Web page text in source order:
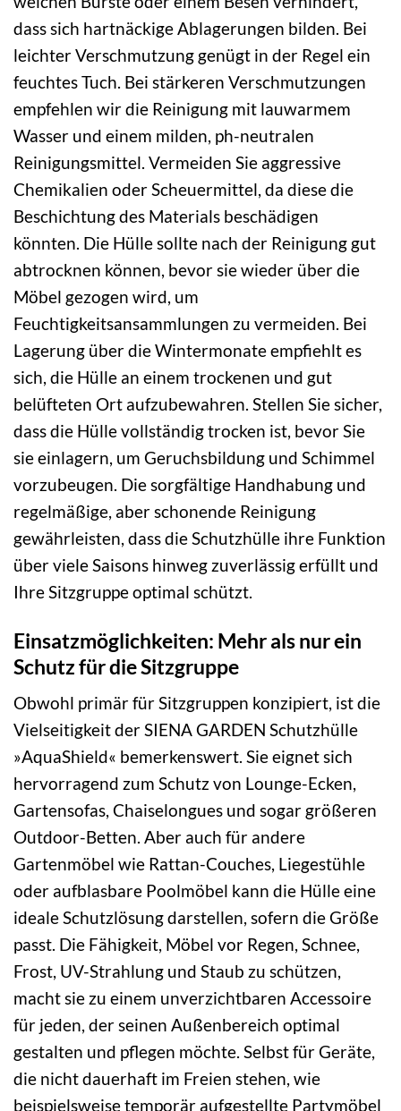
dass sich hartnäckige Ablagerungen bilden. Bei
leichter Verschmutzung genügt in der Regel ein
feuchtes Tuch. Bei stärkeren Verschmutzungen
empfehlen wir die Reinigung mit lauwarmem
Wasser und einem milden, ph-neutralen
Reinigungsmittel. Vermeiden Sie aggressive
Chemikalien oder Scheuermittel, da diese die
Beschichtung des Materials beschädigen
könnten. Die Hülle sollte nach der Reinigung gut
abtrocknen können, bevor sie wieder über die
Möbel gezogen wird, um
Feuchtigkeitsansammlungen zu vermeiden. Bei
Lagerung über die Wintermonate empfiehlt es
sich, die Hülle an einem trockenen und gut
belüfteten Ort aufzubewahren. Stellen Sie sicher,
dass die Hülle vollständig trocken ist, bevor Sie
sie einlagern, um Geruchsbildung und Schimmel
vorzubeugen. Die sorgfältige Handhabung und
regelmäßige, aber schonende Reinigung
gewährleisten, dass die Schutzhülle ihre Funktion
über viele Saisons hinweg zuverlässig erfüllt und
Ihre Sitzgruppe optimal schützt.
Einsatzmöglichkeiten: Mehr als nur ein
Schutz für die Sitzgruppe
Obwohl primär für Sitzgruppen konzipiert, ist die
Vielseitigkeit der SIENA GARDEN Schutzhülle
»AquaShield« bemerkenswert. Sie eignet sich
hervorragend zum Schutz von Lounge-Ecken,
Gartensofas, Chaiselongues und sogar größeren
Outdoor-Betten. Aber auch für andere
Gartenmöbel wie Rattan-Couches, Liegestühle
oder aufblasbare Poolmöbel kann die Hülle eine
ideale Schutzlösung darstellen, sofern die Größe
passt. Die Fähigkeit, Möbel vor Regen, Schnee,
Frost, UV-Strahlung und Staub zu schützen,
macht sie zu einem unverzichtbaren Accessoire
für jeden, der seinen Außenbereich optimal
gestalten und pflegen möchte. Selbst für Geräte,
die nicht dauerhaft im Freien stehen, wie
beispielsweise temporär aufgestellte Partymöbel